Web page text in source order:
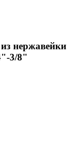
нержавейки
3/8"